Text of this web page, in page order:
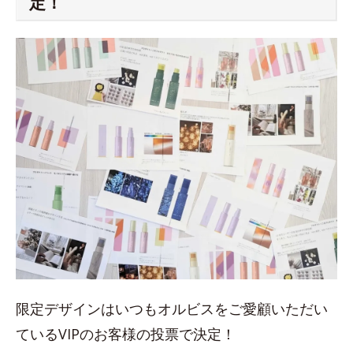
限定デザインはいつもオルビスをご愛顧いただい
ているVIPのお客様の投票で決定！